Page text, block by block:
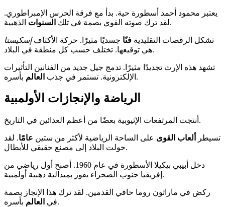
يعتبر محمود أحمد أسطورة حية. بدأ مع فرقة الحرس الإمبراطوري.
لقد ترك صوته القوي بصمة في تلك السنوات الذهبية.
تشكل الرقصات التقليدية فنًا جسديًا مثيرًا. حركة الأكتافإسكيستا
هي توقيعها. تختلف حسب كل منطقة في البلاد.
تشهد هذه الإرث تجديدًا مثيرًا. تدمج جيل جديد من الفنانين التأثيرات
الإلكترونية. تستمر في جذب العالم بأسره.
الرياضة والإنجازات الأولمبية
أنتجت المرتفعات الإثيوبية بعضًا من أعظم العدائين في التاريخ.
تسيطر ألعاب القوى على الساحة الرياضية لأكثر من ستين عامًا. لقد
حولت البلاد إلى مصنع حقيقي للأبطال.
دخل أبيبي بيكيلا الأسطورة في عام 1960. أصبح أول رياضي من
إفريقيا جنوب الصحراء يفوز بميدالية ذهبية أولمبية.
ركض في ماراثون روما حافي القدمين. لقد ترك هذا الإنجاز بصمة
في العالم بأسره.